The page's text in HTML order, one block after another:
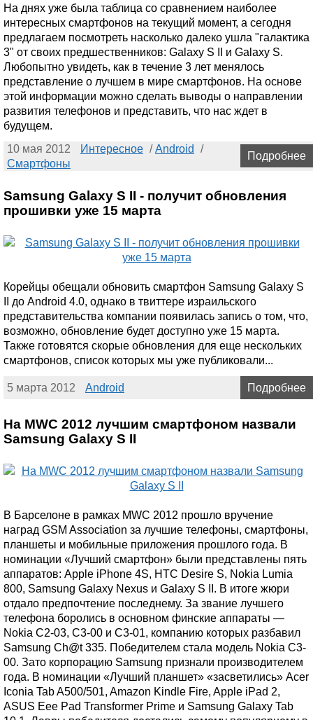
На днях уже была таблица со сравнением наиболее
интересных смартфонов на текущий момент, а сегодня
предлагаем посмотреть насколько далеко ушла "галактика
3" от своих предшественников: Galaxy S II и Galaxy S.
Любопытно увидеть, как в течение 3 лет менялось
представление о лучшем в мире смартфонов. На основе
этой информации можно сделать выводы о направлении
развития телефонов и представить, что нас ждет в
будущем.
10 мая 2012
Интересное /Android
/
Смартфоны
Подробнее
Samsung Galaxy S II - получит обновления
прошивки уже 15 марта
Корейцы обещали обновить смартфон Samsung Galaxy S
II до Android 4.0, однако в твиттере израильского
представительства компании появилась запись о том, что,
возможно, обновление будет доступно уже 15 марта.
Также готовятся скорые обновления для еще нескольких
смартфонов, список которых мы уже публиковали...
5 марта 2012 Android Подробнее
На MWC 2012 лучшим смартфоном назвали
Samsung Galaxy S II
В Барселоне в рамках MWC 2012 прошло вручение
наград GSM Association за лучшие телефоны, смартфоны,
планшеты и мобильные приложения прошлого года. В
номинации «Лучший смартфон» были представлены пять
аппаратов: Apple iPhone 4S, HTC Desire S, Nokia Lumia
800, Samsung Galaxy Nexus и Galaxy S II. В итоге жюри
отдало предпочтение последнему. За звание лучшего
телефона боролись в основном финские аппараты —
Nokia C2-03, C3-00 и C3-01, компанию которых разбавил
Samsung Ch@t 335. Победителем стала модель Nokia C3-
00. Зато корпорацию Samsung признали производителем
года. В номинации «Лучший планшет» «засветились» Acer
Iconia Tab A500/501, Amazon Kindle Fire, Apple iPad 2,
ASUS Eee Pad Transformer Prime и Samsung Galaxy Tab